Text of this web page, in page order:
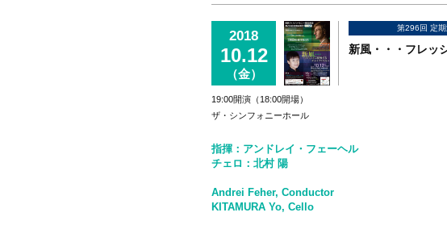
2018
10.12
（金）
新風・・・フレッ
第296回 定
19:00開演（18:00開場）
ザ・シンフォニーホール
指揮：アンドレイ・フェーヘル
チェロ：北村 陽
Andrei Feher, Conductor
KITAMURA Yo, Cello